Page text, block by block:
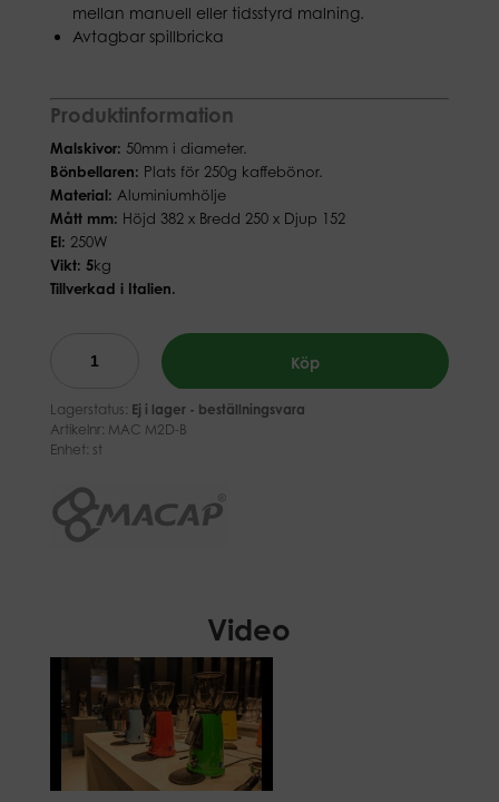
mellan manuell eller tidsstyrd malning.
Avtagbar spillbricka
Produktinformation
Malskivor: 50mm i diameter.
Bönbellaren: Plats för 250g kaffebönor.
Material: Aluminiumhölje
Mått mm: Höjd 382 x Bredd 250 x Djup 152
El: 250W
Vikt: 5kg
Tillverkad i Italien.
Köp
Lagerstatus: Ej i lager - beställningsvara
Artikelnr: MAC M2D-B
Enhet: st
Video